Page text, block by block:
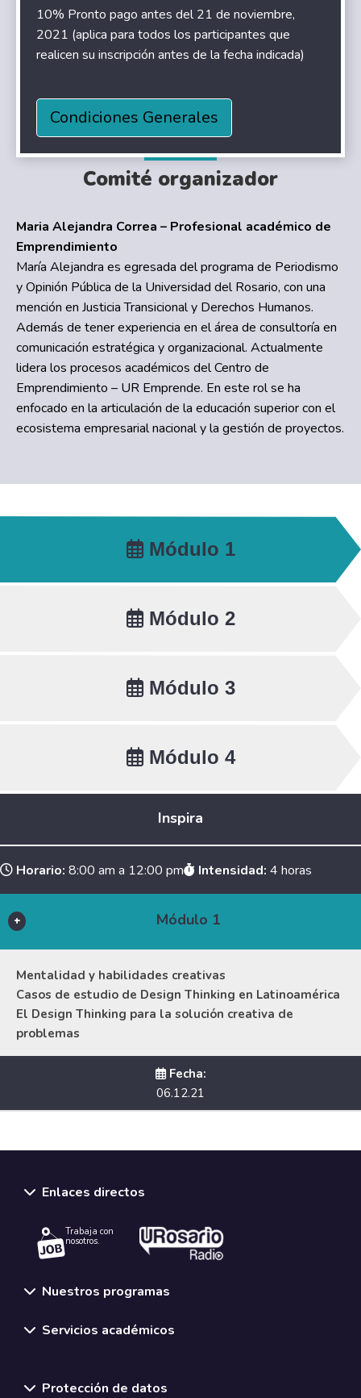
10% Pronto pago antes del 21 de noviembre,
2021 (aplica para todos los participantes que
realicen su inscripción antes de la fecha indicada)
Condiciones Generales
Comité organizador
Maria Alejandra Correa – Profesional académico de
Emprendimiento
María Alejandra es egresada del programa de Periodismo
y Opinión Pública de la Universidad del Rosario, con una
mención en Justicia Transicional y Derechos Humanos.
Además de tener experiencia en el área de consultoría en
comunicación estratégica y organizacional. Actualmente
lidera los procesos académicos del Centro de
Emprendimiento – UR Emprende. En este rol se ha
enfocado en la articulación de la educación superior con el
ecosistema empresarial nacional y la gestión de proyectos.
Módulo 1
Módulo 2
Módulo 3
Módulo 4
Inspira
Horario: 8:00 am a 12:00 pm Intensidad: 4 horas
Módulo 1
Mentalidad y habilidades creativas
Casos de estudio de Design Thinking en Latinoamérica
El Design Thinking para la solución creativa de
problemas
Fecha:
06.12.21
Enlaces directos
Trabaja con
nosotros.
Nuestros programas
Servicios académicos
Protección de datos